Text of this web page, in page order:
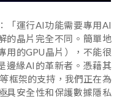
「運行AI功能需要專用AI
的晶片完全不同。簡單地
用的GPU晶片），不能很
邊緣AI的革新者。憑藉其
框架的支持，我們正在為
具安全性和保護數據隱私